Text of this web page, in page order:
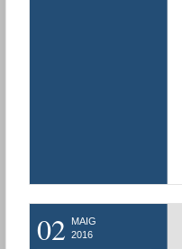
02
MAIG
2016